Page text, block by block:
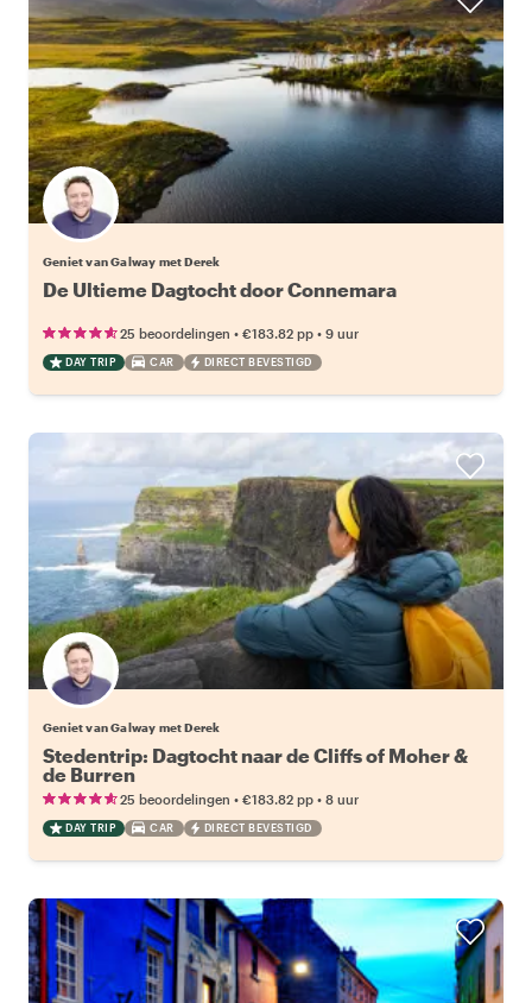
Geniet van Galway met Derek
De Ultieme Dagtocht door Connemara
25 beoordelingen • €183.82 pp • 9 uur
DAY TRIP CAR DIRECT BEVESTIGD
Geniet van Galway met Derek
Stedentrip: Dagtocht naar de Cliffs of Moher &
de Burren
25 beoordelingen • €183.82 pp • 8 uur
DAY TRIP CAR DIRECT BEVESTIGD